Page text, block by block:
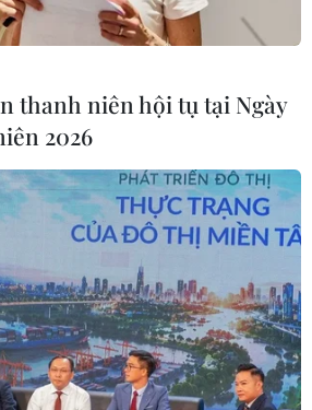
thanh niên hội tụ tại Ngày
2026